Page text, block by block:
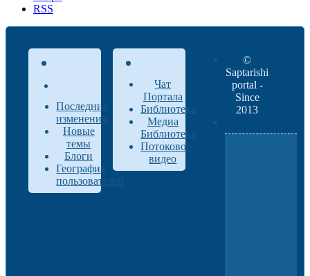
RSS
Последние
изменения
Новые
темы
Блоги
География
пользователей
Чат
Портала
Библиотека
Медиа
Библиотека
Потоковое
видео
©
Saptarishi
portal -
Since
2013